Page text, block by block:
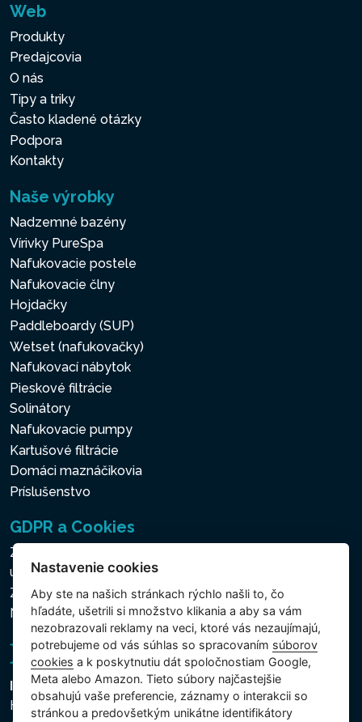
Web
Produkty
Predajcovia
O nás
Tipy a triky
Často kladené otázky
Podpora
Kontakty
Naše výrobky
Nadzemné bazény
Vírivky PureSpa
Nafukovacie postele
Nafukovacie člny
Hojdačky
Paddleboardy (SUP)
Wetset (nafukovačky)
Nafukovací nábytok
Pieskové filtrácie
Solinátory
Nafukovacie pumpy
Kartušové filtrácie
Domáci maznáčikovia
Príslušenstvo
GDPR a Cookies
Zásady ochrany osobných a ďalších spracovávaných
údajov
Zásady používania súborov cookies
Nastavenie cookies
Intex Trading, s.r.o.
Hradecká 2526/3
Nastavenie cookies
Aby ste na našich stránkach rýchlo našli to, čo
hľadáte, ušetrili si množstvo klikania a aby sa vám
nezobrazovali reklamy na veci, ktoré vás nezaujímajú,
potrebujeme od vás súhlas so spracovaním súborov
cookies a k poskytnutiu dát spoločnostiam Google,
Meta alebo Amazon. Tieto súbory najčastejšie
obsahujú vaše preferencie, záznamy o interakcii so
stránkou a predovšetkým unikátne identifikátory